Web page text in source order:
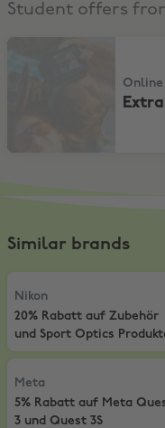
Student offers
Online
Similar brands
Nikon
20% Rabatt auf
Nikon
20% Rabatt auf Zubehör
und Sport Optics
Meta
5% Rabatt auf Meta
Meta
5% Rabatt auf Meta
3 und Quest 3S